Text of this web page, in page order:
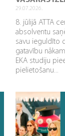
29.07.2026.
8. jūlijā ATTA
absolventu
savu ieguldīto
gatavību
EKA studiju
pielietošanu...